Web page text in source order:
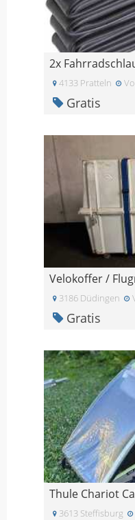
4133 Pratteln
Gratis
Velokoffer /
3186 Düdingen
Gratis
Thule Chariot
3613 Steffisburg